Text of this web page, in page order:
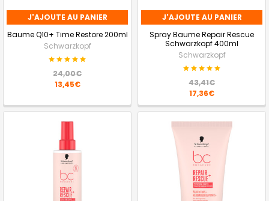
J'AJOUTE AU PANIER
Baume Q10+ Time Restore 200ml
Schwarzkopf
24,00€
13,45€
J'AJOUTE AU PANIER
Spray Baume Repair Rescue
Schwarzkopf 400ml
Schwarzkopf
43,41€
17,36€